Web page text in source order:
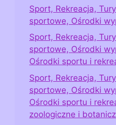
Sport, Rekreacja,
sportowe, Ośrodki
Sport, Rekreacja,
sportowe, Ośrodki
Ośrodki sportu i
Sport, Rekreacja,
sportowe, Ośrodki
Ośrodki sportu i
zoologiczne i